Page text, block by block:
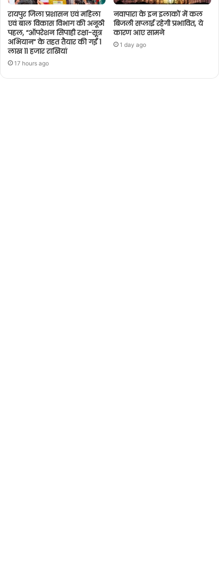
रायपुर जिला प्रशासन एवं महिला
एवं बाल विकास विभाग की अनूठी
पहल, “ऑपरेशन सिपाही रक्षा-सूत्र
अभियान” के तहत तैयार की गईं 1
लाख 11 हजार राखियां
17 hours ago
नवापारा के इन इलाकों में कल
बिजली सप्लाई रहेगी प्रभावित, ये
कारण आए सामने
1 day ago